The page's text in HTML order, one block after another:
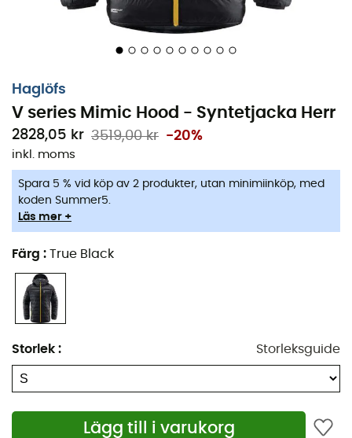
Haglöfs
V series Mimic Hood - Syntetjacka Herr
2828,05 kr 3519,00 kr -20%
inkl. moms
Spara 5 % vid köp av 2 produkter, utan minimiinköp, med
koden Summer5.
Läs mer +
Färg : True Black
Storlek : Storleksguide
Lägg till i varukorg